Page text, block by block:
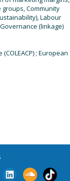
Community
Labour
(linkage)
; European